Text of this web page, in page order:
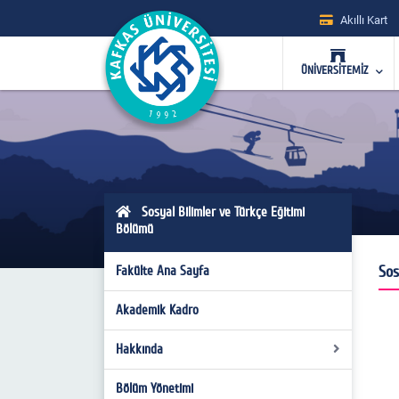
Akıllı Kart
ÜNİVERSİTEMİZ
Sosyal Bilimler ve Türkçe Eğitimi
Bölümü
Fakülte Ana Sayfa
Akademik Kadro
Hakkında
Bölüm
Bölüm Yönetimi